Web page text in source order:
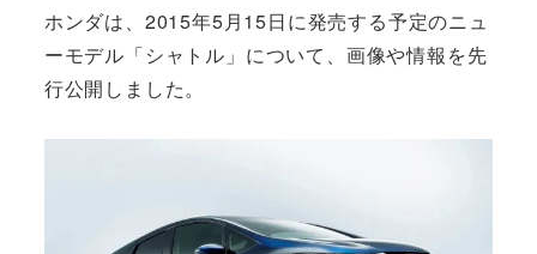
ホンダは、2015年5月15日に発売する予定のニュ
ーモデル「シャトル」について、画像や情報を先
行公開しました。